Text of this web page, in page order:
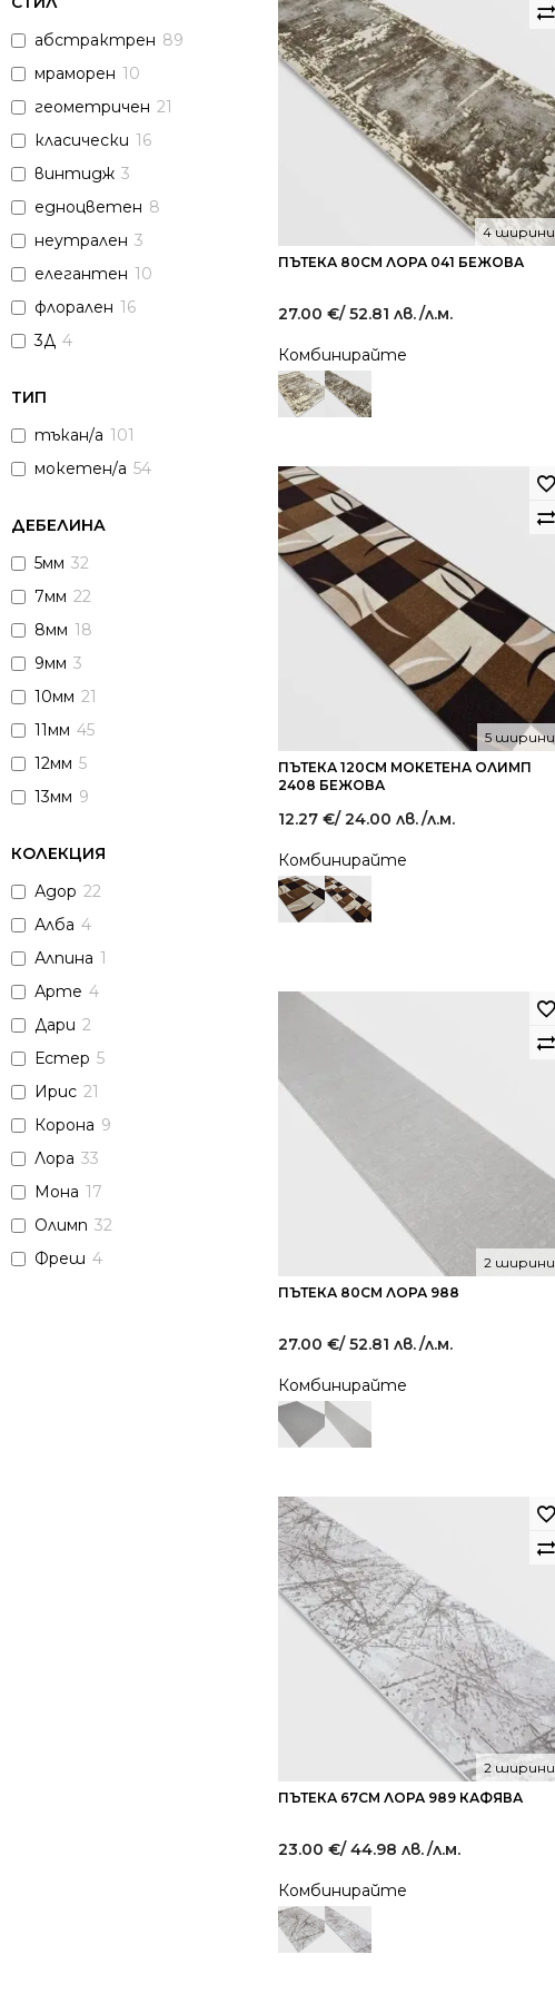
абстрактрен 89
мраморен 10
геометричен 21
класически 16
винтидж 3
едноцветен 8
неутрален 3
елегантен 10
флорален 16
3Д 4
ТИП
тъкан/а 101
мокетен/а 54
ДЕБЕЛИНА
5мм 32
7мм 22
8мм 18
9мм 3
10мм 21
11мм 45
12мм 5
13мм 9
КОЛЕКЦИЯ
Адор 22
Алба 4
Алпина 1
Арте 4
Дари 2
Естер 5
Ирис 21
Корона 9
Лора 33
Мона 17
Олимп 32
Фреш 4
ПЪТЕКА 80СМ ЛОРА 041 БЕЖОВА
4 ширини
27.00 €/ 52.81 лв./л.м.
Комбинирайте
ПЪТЕКА 120СМ МОКЕТЕНА ОЛИМП
2408 БЕЖОВА
5 ширини
12.27 €/ 24.00 лв./л.м.
Комбинирайте
ПЪТЕКА 80СМ ЛОРА 988
2 ширини
27.00 €/ 52.81 лв./л.м.
Комбинирайте
ПЪТЕКА 67СМ ЛОРА 989 КАФЯВА
2 ширини
23.00 €/ 44.98 лв./л.м.
Комбинирайте